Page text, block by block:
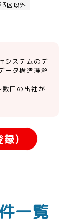
区以外
システムのデ
ータ構造理解
回の出社が
録)
一覧